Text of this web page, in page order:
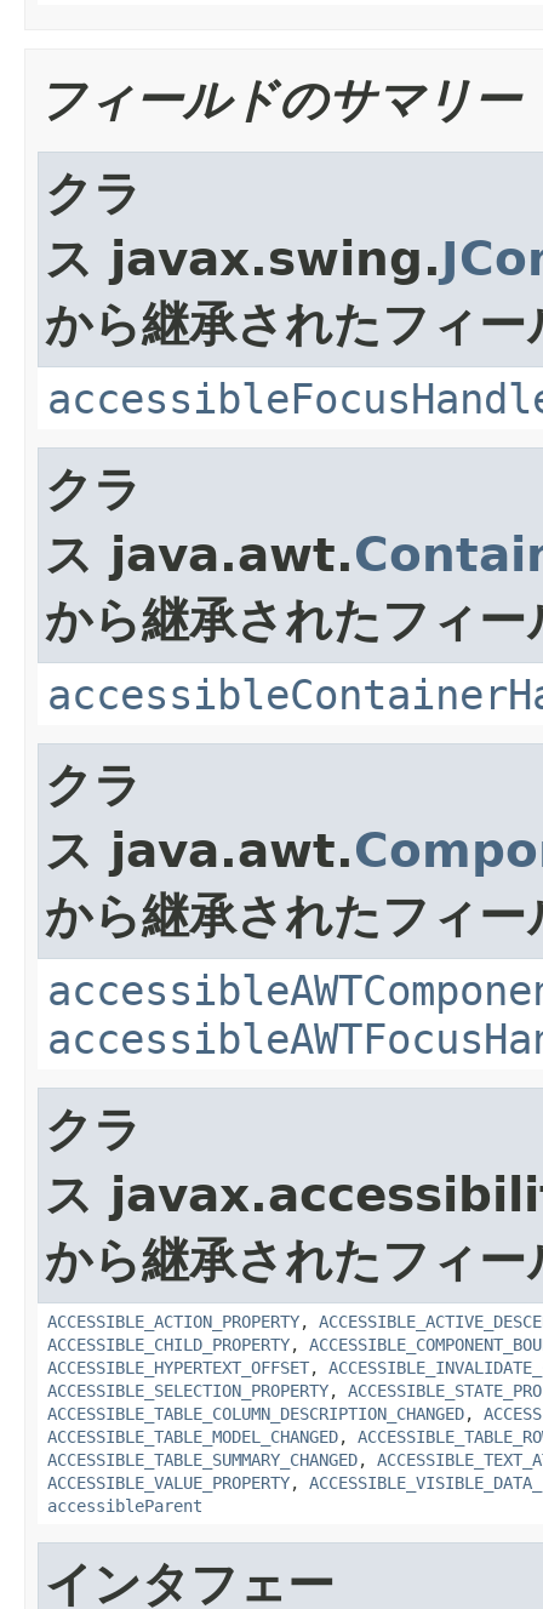
フィールドのサマリー
クラ
ス javax.swing.
から継承されたフィー
クラ
ス java.awt.
から継承されたフィー
クラ
ス java.awt.
から継承されたフィー
クラ
ス
から継承されたフィー
ACCESSIBLE_ACTION_PROPERTY,
ACCESSIBLE_CHILD_PROPERTY,
ACCESSIBLE_HYPERTEXT_OFFSET,
ACCESSIBLE_SELECTION_PROPERTY,
ACCESSIBLE_TABLE_COLUMN_DESCRIPTION_CHANGED,
ACCESSIBLE_TABLE_MODEL_CHANGED,
ACCESSIBLE_TABLE_SUMMARY_CHANGED,
ACCESSIBLE_VALUE_PROPERTY,
accessibleParent
インタフェー